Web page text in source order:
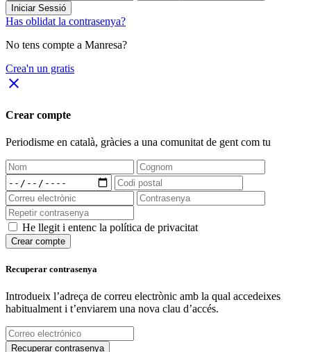
Iniciar Sessió
Has oblidat la contrasenya?
No tens compte a Manresa?
Crea'n un gratis
close
Crear compte
Periodisme en català, gràcies a una comunitat de gent com tu
He llegit i entenc la política de privacitat
Crear compte
Recuperar contrasenya
Introdueix l’adreça de correu electrònic amb la qual accedeixes
habitualment i t’enviarem una nova clau d’accés.
Recuperar contrasenya